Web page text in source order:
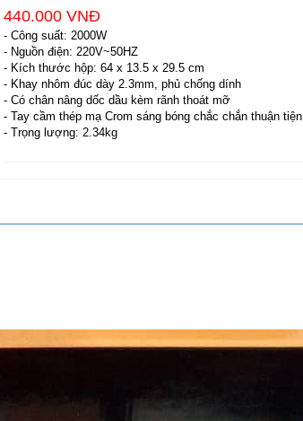
440.000 VNĐ
- Công suất: 2000W
- Nguồn điện: 220V~50HZ
- Kích thước hộp: 64 x 13.5 x 29.5 cm
- Khay nhôm đúc dày 2.3mm, phủ chống dính
- Có chân nâng dốc dầu kèm rãnh thoát mỡ
- Tay cầm thép mạ Crom sáng bóng chắc chắn thuận tiện
- Trọng lượng: 2.34kg